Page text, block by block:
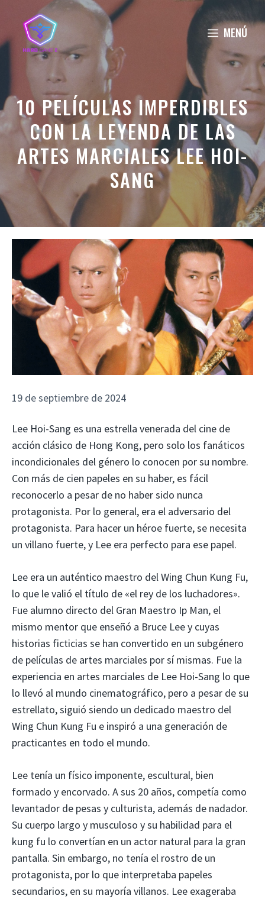
contenido
MENÚ
10 PELÍCULAS IMPERDIBLES
CON LA LEYENDA DE LAS
ARTES MARCIALES LEE HOI-
SANG
19 de septiembre de 2024
Lee Hoi-Sang es una estrella venerada del cine de
acción clásico de Hong Kong, pero solo los fanáticos
incondicionales del género lo conocen por su nombre.
Con más de cien papeles en su haber, es fácil
reconocerlo a pesar de no haber sido nunca
protagonista. Por lo general, era el adversario del
protagonista. Para hacer un héroe fuerte, se necesita
un villano fuerte, y Lee era perfecto para ese papel.
Lee era un auténtico maestro del Wing Chun Kung Fu,
lo que le valió el título de «el rey de los luchadores».
Fue alumno directo del Gran Maestro Ip Man, el
mismo mentor que enseñó a Bruce Lee y cuyas
historias ficticias se han convertido en un subgénero
de películas de artes marciales por sí mismas. Fue la
experiencia en artes marciales de Lee Hoi-Sang lo que
lo llevó al mundo cinematográfico, pero a pesar de su
estrellato, siguió siendo un dedicado maestro del
Wing Chun Kung Fu e inspiró a una generación de
practicantes en todo el mundo.
Lee tenía un físico imponente, escultural, bien
formado y encorvado. A sus 20 años, competía como
levantador de pesas y culturista, además de nadador.
Su cuerpo largo y musculoso y su habilidad para el
kung fu lo convertían en un actor natural para la gran
pantalla. Sin embargo, no tenía el rostro de un
protagonista, por lo que interpretaba papeles
secundarios, en su mayoría villanos. Lee exageraba